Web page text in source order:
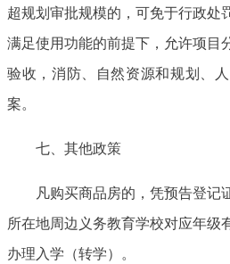
超规划审批规模的，可免于行政处
满足使用功能的前提下，允许项目
验收，消防、自然资源和规划、
案。
七、其他政策
凡购买商品房的，凭预告登记
所在地周边义务教育学校对应年级
办理入学（转学）。